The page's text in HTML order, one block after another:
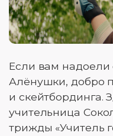
Если вам
Алёнушки, добро
и скейтбординга.
учительница
трижды «Учитель